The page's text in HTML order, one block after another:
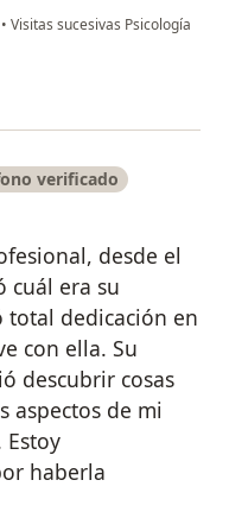
• Visitas sucesivas Psicología
verificado
desde el
cuál era su
dedicación en
con ella. Su
descubrir cosas
aspectos de mi
Estoy
haberla